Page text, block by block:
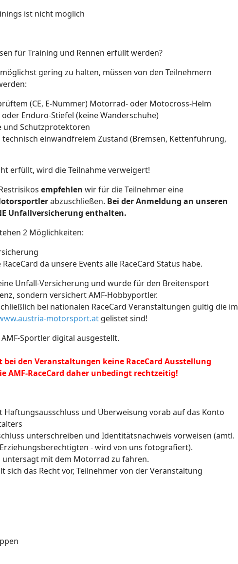
ist nicht möglich
für Training und Rennen erfüllt werden?
gering zu halten, müssen von den Teilnehmern
(CE, E-Nummer) Motorrad- oder Motocross-Helm
Enduro-Stiefel (keine Wanderschuhe)
und Schutzprotektoren
technisch einwandfreiem Zustand (Bremsen, Kettenführung,
erfüllt, wird die Teilnahme verweigert!
empfehlen wir für die Teilnehmer eine
abzuschließen. Bei der Anmeldung an unseren
Unfallversicherung enthalten.
2 Möglichkeiten:
da unsere Events alle RaceCard Status habe.
Unfall-Versicherung und wurde für den Breitensport
sondern versichert AMF-Hobbyportler.
bei nationalen RaceCard Veranstaltungen gültig die im
motorsport.at gelistet sind!
Sportler digital ausgestellt.
den Veranstaltungen keine RaceCard Ausstellung
AMF-RaceCard daher unbedingt rechtzeitig!
Haftungsausschluss und Überweisung vorab auf das Konto
unterschreiben und Identitätsnachweis vorweisen (amtl.
- wird von uns fotografiert).
untersagt mit dem Motorrad zu fahren.
sich das Recht vor, Teilnehmer von der Veranstaltung